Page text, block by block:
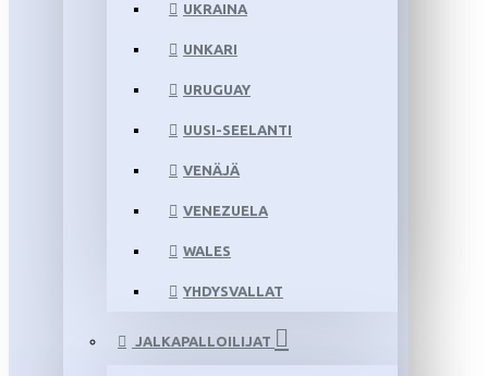
UKRAINA
UNKARI
URUGUAY
UUSI-SEELANTI
VENÄJÄ
VENEZUELA
WALES
YHDYSVALLAT
JALKAPALLOILIJAT